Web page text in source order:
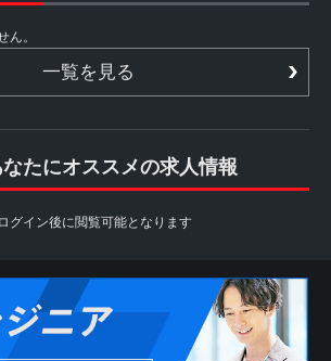
ん。
一覧を見る
たにオススメの求人情報
グイン後に閲覧可能となります